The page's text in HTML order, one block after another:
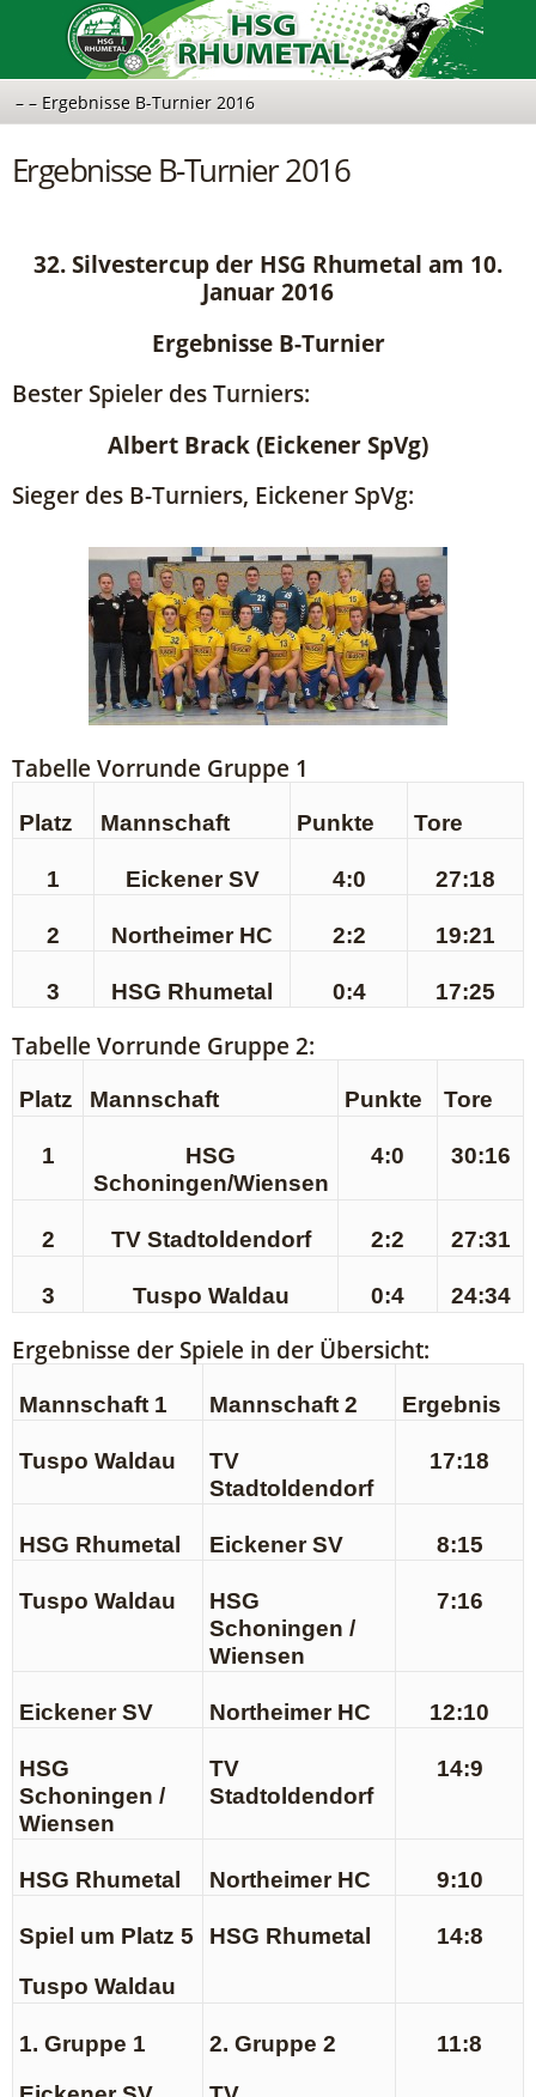
Ergebnisse B-Turnier 2016
32. Silvestercup der HSG Rhumetal am 10.
Januar 2016
Ergebnisse B-Turnier
Bester Spieler des Turniers:
Albert Brack (Eickener SpVg)
Sieger des B-Turniers, Eickener SpVg:
Tabelle Vorrunde Gruppe 1
Platz Mannschaft Punkte Tore
1 Eickener SV 4:0 27:18
2 Northeimer HC 2:2 19:21
3 HSG Rhumetal 0:4 17:25
Tabelle Vorrunde Gruppe 2:
Platz Mannschaft Punkte Tore
1
HSG
Schoningen/Wiensen
4:0 30:16
2 TV Stadtoldendorf 2:2 27:31
3 Tuspo Waldau 0:4 24:34
Ergebnisse der Spiele in der Übersicht:
Mannschaft 1 Mannschaft 2 Ergebnis
Tuspo Waldau
TV
Stadtoldendorf
17:18
HSG Rhumetal Eickener SV 8:15
Tuspo Waldau
HSG
Schoningen /
Wiensen
7:16
Eickener SV Northeimer HC 12:10
HSG
Schoningen /
Wiensen
TV
Stadtoldendorf
14:9
HSG Rhumetal Northeimer HC 9:10
Spiel um Platz 5
Tuspo Waldau
HSG Rhumetal 14:8
1. Gruppe 1
2. Gruppe 2
11:8